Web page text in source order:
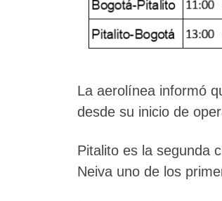
La aerolínea informó
desde su inicio de
Pitalito es la segunda
Neiva uno de los